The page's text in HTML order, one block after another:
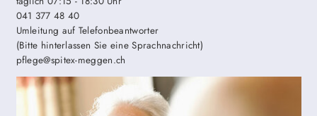
041 377 48 40
Umleitung auf Telefonbeantworter
(Bitte hinterlassen Sie eine Sprachnachricht)
pflege@spitex-meggen.ch